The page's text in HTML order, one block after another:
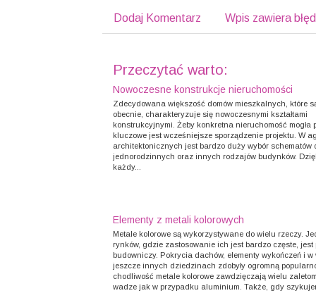
Dodaj Komentarz Wpis zawiera
Przeczytać warto:
Nowoczesne konstrukcje nieruchomości
Zdecydowana większość domów mieszkalnych, które
obecnie, charakteryzuje się nowoczesnymi kształtami
konstrukcyjnymi. Żeby konkretna nieruchomość mogła
kluczowe jest wcześniejsze sporządzenie projektu. W
architektonicznych jest bardzo duży wybór schematów
jednorodzinnych oraz innych rodzajów budynków.
każdy...
Elementy z metali kolorowych
Metale kolorowe są wykorzystywane do wielu rzeczy.
rynków, gdzie zastosowanie ich jest bardzo częste, jest
budowniczy. Pokrycia dachów, elementy wykończeń i w
jeszcze innych dziedzinach zdobyły ogromną
chodliwość metale kolorowe zawdzięczają wielu
wadze jak w przypadku aluminium. Także, gdy